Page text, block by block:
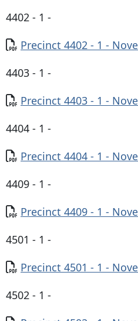
4402 - 1 -
Documento
Precinct 4402 - 1 -
4403 - 1 -
Documento
Precinct 4403 - 1 -
4404 - 1 -
Documento
Precinct 4404 - 1 -
4409 - 1 -
Documento
Precinct 4409 - 1 -
4501 - 1 -
Documento
Precinct 4501 - 1 -
4502 - 1 -